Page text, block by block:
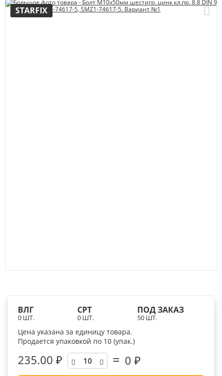
STARFIX
ВЛГ
0 ШТ.
СРТ
0 ШТ.
ПОД ЗАКАЗ
50 ШТ.
Цена указана за единицу товара.
Продается упаковкой по 10 (упак.)
235.00 ₽ 0 ₽